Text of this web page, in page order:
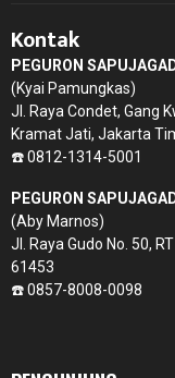
Kontak
PEGURON
(Kyai Pamungkas)
Jl. Raya Condet, Gang
Kramat Jati, Jakarta
☎️ 0812-1314-5001
PEGURON
(Aby Marnos)
Jl. Raya Gudo No. 50,
61453
☎️ 0857-8008-0098